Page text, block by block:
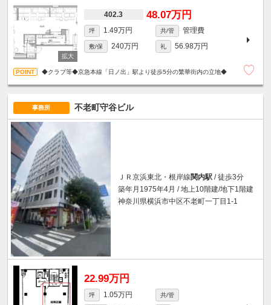
402.3 48.07万円
坪 1.49万円 共/管 管理費
敷/保 240万円 礼 56.98万円
◆クラブ等◆京急本線「日ノ出」駅より徒歩5分の繁華街内の立地◆
事務所 不老町守谷ビル
ＪＲ京浜東北・根岸線関内駅 / 徒歩3分
築年月1975年4月 / 地上10階建/地下1階建
神奈川県横浜市中区不老町一丁目1-1
22.99万円
坪 1.05万円 共/管